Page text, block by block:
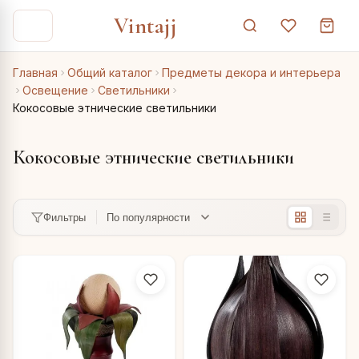
Vintajj
Главная Общий каталог
Предметы декора и интерьера
Освещение
Светильники
Кокосовые этнические светильники
Кокосовые этнические светильники
Фильтры